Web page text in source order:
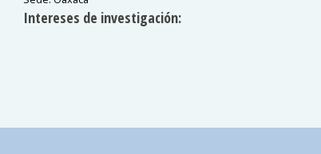
Intereses de investigación: